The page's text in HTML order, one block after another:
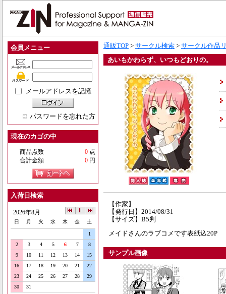
会員メニュー
メールアドレスを記憶
パスワードを忘れた方
現在のカゴの中
商品点数 0 点
合計金額
0 円
入荷日検索
2026年8月
日 月 火 水 木 金 土
1
2
3 4 5 6 7
8
9
10 11 12 13 14
15
16
17 18 19 20 21
22
23
24 25 26 27 28
29
30
31
通販TOP > サークル検索 > サークル作品
あいもかわらず、いつもどおりの。
【作家】
【発行日】2014/08/31
【サイズ】B5判
メイドさんのラブコメです表紙込20P
サンプル画像